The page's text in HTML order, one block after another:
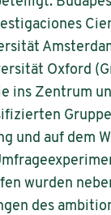
Oxford
ins Zentrum
und auf dem
wurden
des